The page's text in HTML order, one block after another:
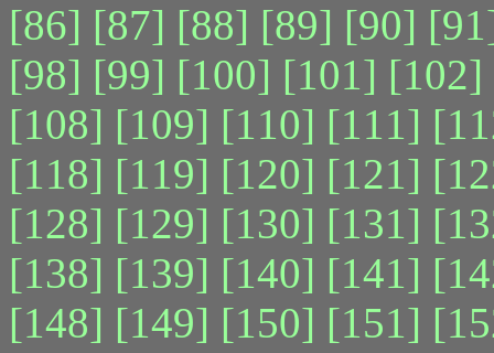
[86] [87] [88] [89] [90]
[98] [99] [100] [101] [102]
[108] [109] [110] [111]
[118] [119] [120] [121]
[128] [129] [130] [131]
[138] [139] [140] [141]
[148] [149] [150] [151]